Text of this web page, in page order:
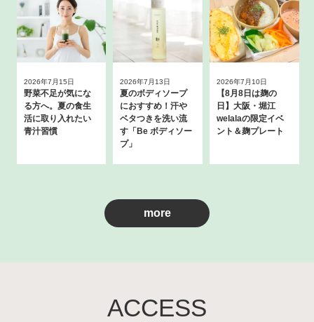
2026年7月15日
野菜不足が気にな
る方へ。夏の食生
活に取り入れたい
青汁習慣
2026年7月13日
夏のボディソープ
におすすめ！汗や
ベタつきを洗い流
す「Be ボディソー
プ」
2026年7月10日
【8月8日は麹の
日】大阪・堀江
welalaの限定イベ
ント＆麹プレート
more
ACCESS